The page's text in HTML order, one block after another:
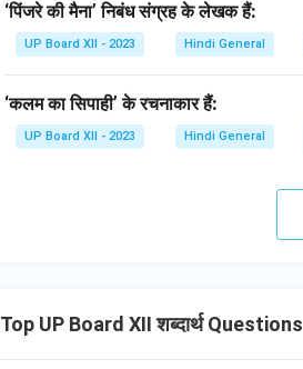
‘पिंजरे की मैना’ निबंध संग्रह के लेखक हैं:
UP Board XII - 2023 Hindi General
‘कलम का सिपाही’ के रचनाकार हैं:
UP Board XII - 2023 Hindi General
Top UP Board XII शब्दार्थ Questions